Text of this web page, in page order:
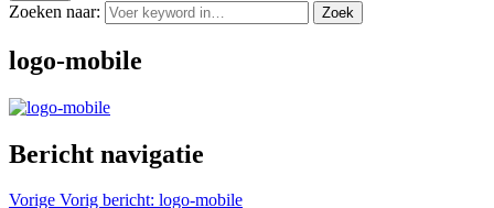
Zoeken naar: Zoek
logo-mobile
Bericht navigatie
Vorige Vorig bericht: logo-mobile